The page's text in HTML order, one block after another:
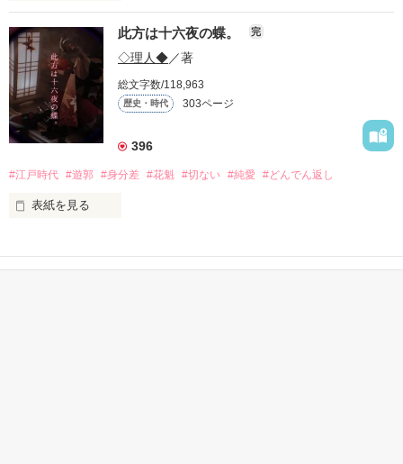
「私が一条家に婿入りしたのは、ただ単に澄乃さんと結婚した
かったからです」
借金で差し押さえ寸前の一条伯爵家。
絶望する令嬢・澄乃の前に現れたのは、有能な若き少佐・橘朔
也だった。
彼は莫大な借財を肩代わりする代わりに、澄乃への「婿入り」
拒否権のない契約結婚。
を示される。
此方は十六夜の蝶。 完
◇理人◆／著
総文字数/118,963
歴史・時代 303ページ
396
#江戸時代 #遊郭 #身分差 #花魁 #切ない #純愛 #どんでん返し
表紙を見る